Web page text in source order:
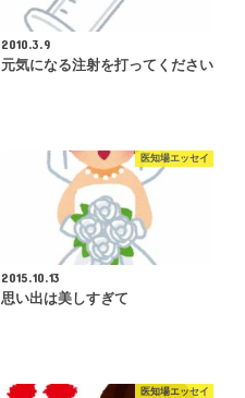
2010.3.9
元気になる注射を打ってください
医知場エッセイ
2015.10.13
思い出は美しすぎて
医知場エッセイ